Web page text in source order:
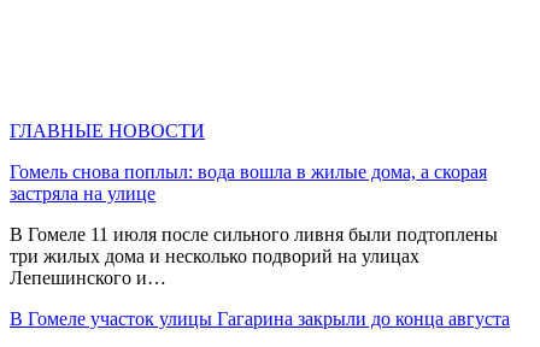
ГЛАВНЫЕ НОВОСТИ
Гомель снова поплыл: вода вошла в жилые дома, а скорая
застряла на улице
В Гомеле 11 июля после сильного ливня были подтоплены
три жилых дома и несколько подворий на улицах
Лепешинского и…
В Гомеле участок улицы Гагарина закрыли до конца августа